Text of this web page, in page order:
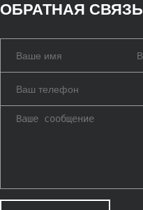
ОБРАТНАЯ СВЯЗЬ